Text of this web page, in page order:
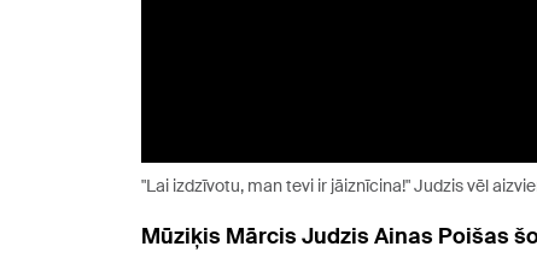
"Lai izdzīvotu, man tevi ir jāiznīcina!" Judzis vēl
Mūziķis Mārcis Judzis Ainas Poišas